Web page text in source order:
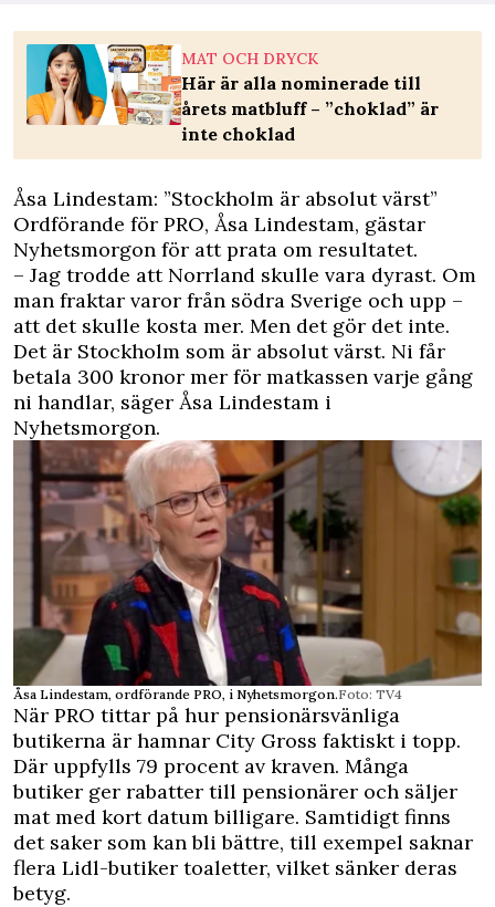
MAT OCH DRYCK
Här är alla nominerade till
årets matbluff – ”choklad” är
inte choklad
Åsa Lindestam: ”Stockholm är absolut värst”
Ordförande för PRO, Åsa Lindestam, gästar
Nyhetsmorgon för att prata om resultatet.
– Jag trodde att Norrland skulle vara dyrast. Om
man fraktar varor från södra Sverige och upp –
att det skulle kosta mer. Men det gör det inte.
Det är Stockholm som är absolut värst. Ni får
betala 300 kronor mer för matkassen varje gång
ni handlar, säger Åsa Lindestam i
Nyhetsmorgon.
Åsa Lindestam, ordförande PRO, i Nyhetsmorgon.Foto: TV4
När PRO tittar på hur pensionärsvänliga
butikerna är hamnar City Gross faktiskt i topp.
Där uppfylls 79 procent av kraven. Många
butiker ger rabatter till pensionärer och säljer
mat med kort datum billigare. Samtidigt finns
det saker som kan bli bättre, till exempel saknar
flera Lidl-butiker toaletter, vilket sänker deras
betyg.